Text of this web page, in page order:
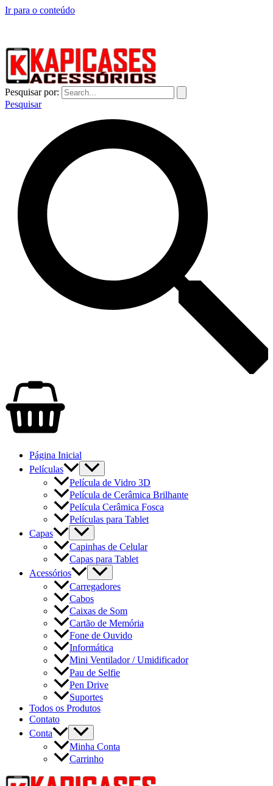
Ir para o conteúdo
Pesquisar por:
Pesquisar
Página Inicial
Películas
Película de Vidro 3D
Película de Cerâmica Brilhante
Película Cerâmica Fosca
Películas para Tablet
Capas
Capinhas de Celular
Capas para Tablet
Acessórios
Carregadores
Cabos
Caixas de Som
Cartão de Memória
Fone de Ouvido
Informática
Mini Ventilador / Umidificador
Pau de Selfie
Pen Drive
Suportes
Todos os Produtos
Contato
Conta
Minha Conta
Carrinho